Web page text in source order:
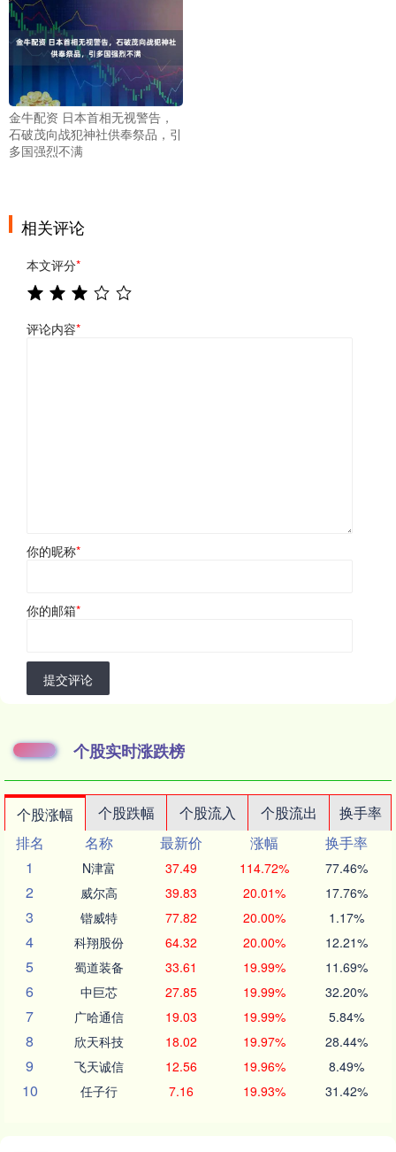
金牛配资 日本首相无视警告，
石破茂向战犯神社供奉祭品，引
多国强烈不满
相关评论
本文评分*
评论内容*
你的昵称*
你的邮箱*
提交评论
个股实时涨跌榜
个股涨幅 个股跌幅 个股流入 个股流出
换手率
排名
名称 最新价 涨幅
换手率
1
N津富 37.49 114.72% 77.46%
2 威尔高 39.83 20.01% 17.76%
3 锴威特 77.82 20.00% 1.17%
4 科翔股份 64.32 20.00% 12.21%
5 蜀道装备 33.61 19.99% 11.69%
6 中巨芯 27.85 19.99% 32.20%
7 广哈通信 19.03 19.99% 5.84%
8 欣天科技 18.02 19.97% 28.44%
9 飞天诚信 12.56 19.96% 8.49%
10 任子行 7.16 19.93% 31.42%